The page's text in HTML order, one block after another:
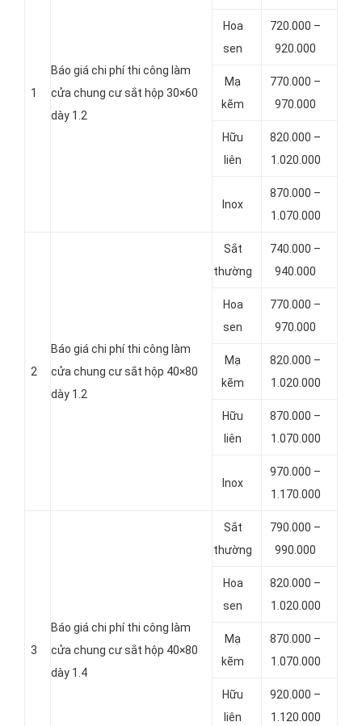
1
Báo giá chi phí thi công làm
cửa chung cư sắt hộp 30×60
dày 1.2
Hoa
sen
720.000 –
920.000
Mạ
kẽm
770.000 –
970.000
Hữu
liên
820.000 –
1.020.000
Inox
870.000 –
1.070.000
2
Báo giá chi phí thi công làm
cửa chung cư sắt hộp 40×80
dày 1.2
Sắt
thường
740.000 –
940.000
Hoa
sen
770.000 –
970.000
Mạ
kẽm
820.000 –
1.020.000
Hữu
liên
870.000 –
1.070.000
Inox
970.000 –
1.170.000
3
Báo giá chi phí thi công làm
cửa chung cư sắt hộp 40×80
dày 1.4
Sắt
thường
790.000 –
990.000
Hoa
sen
820.000 –
1.020.000
Mạ
kẽm
870.000 –
1.070.000
Hữu
liên
920.000 –
1.120.000